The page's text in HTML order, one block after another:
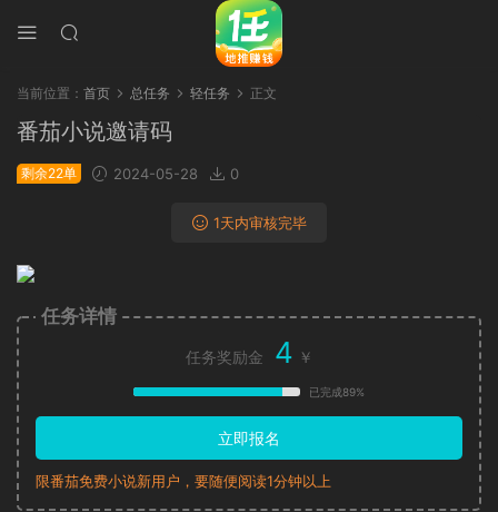
当前位置： 首页 总任务 轻任务 正文
番茄小说邀请码
剩余22单 2024-05-28 0
1天内审核完毕
任务详情
任务奖励金 4 ￥
已完成89%
立即报名
限番茄免费小说新用户，要随便阅读1分钟以上